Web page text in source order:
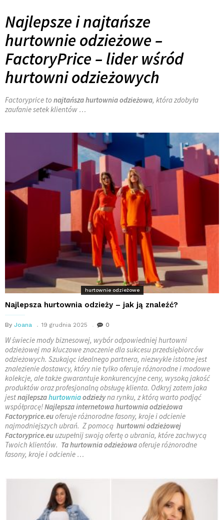
Najlepsze i najtańsze
hurtownie odzieżowe –
FactoryPrice – lider wśród
hurtowni odzieżowych
Factoryprice to najtańsza hurtownia odzieżowa, która zdobyła
zaufanie setek klientów …
hurtownie odzieżowe
Najlepsza hurtownia odzieży – jak ją znaleźć?
By Joana 19 grudnia 2025 0
W świecie mody biznesowej, wybór odpowiedniej hurtowni
odzieżowej ma kluczowe znaczenie dla sukcesu przedsiębiorców
odzieżowych. Szukając idealnego partnera, niezwykle istotne jest
znalezienie dostawcy, który nie tylko oferuje różnorodne i modowe
kolekcje, ale także gwarantuje konkurencyjne ceny, wysoką jakość
produktów oraz profesjonalną obsługę klienta. Odkryj zatem jaka
jestnajlepszahurtowniaodzieżyna rynku, z którą warto podjąć
współpracę!Najlepsza internetowa hurtownia odzieżowa
Factoryprice.euoferuje różnorodne fasony, kroje i odcienie
najmodniejszych ubrań. Z pomocą hurtowni odzieżowej
Factoryprice.eu uzupełnij swoją ofertę o ubrania, które zachwycą
Twoich klientów. Ta hurtownia odzieżowaoferuje różnorodne
fasony, kroje i odcienie …